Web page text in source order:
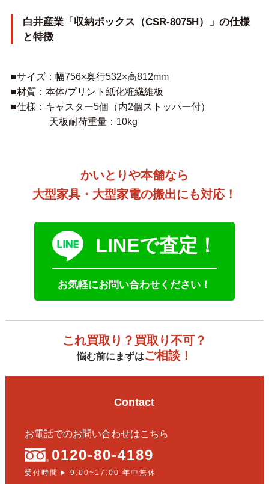
白井産業「収納ボックス（CSR-8075H）」の仕様
と特徴
■サイズ：幅756×奥行532×高812mm
■材質：本体/プリント紙化粧繊維板
■仕様：キャスター5個（内2個ストッパー付）
天板耐荷重量：10kg
かいとりや本舗なら
大型家具・大型家電の搬出にも対応！
LINEで査定！
お気軽にお問い合わせください！
これ買取り？買取り不可？
悩む前にまずはご相談！
Contact
お電話でのお問い合わせはこちら
0120-80-4189
受付時間 ▶ 9:00~17:00 年中無休